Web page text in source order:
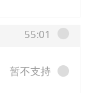
55:01
暂不支持